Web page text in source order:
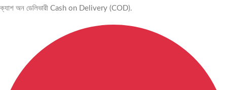
ক্যাশ অন ডেলিভারী Cash on Delivery (COD).